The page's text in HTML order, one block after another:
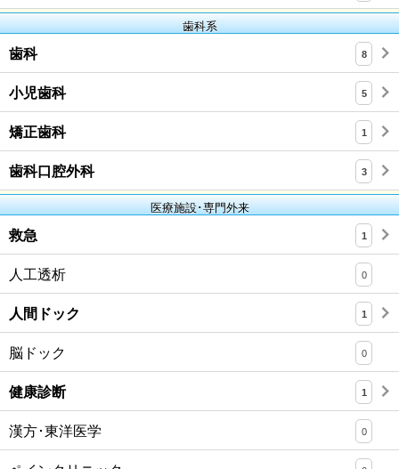
歯科系
歯科 8
小児歯科 5
矯正歯科 1
歯科口腔外科 3
医療施設･専門外来
救急 1
人工透析 0
人間ドック 1
脳ドック 0
健康診断 1
漢方･東洋医学 0